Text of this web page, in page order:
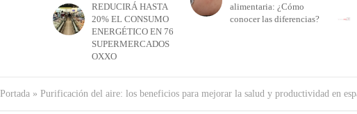
REDUCIRÁ HASTA
20% EL CONSUMO
ENERGÉTICO EN 76
SUPERMERCADOS
OXXO
alimentaria: ¿Cómo
conocer las diferencias?
Portada » Purificación del aire: los beneficios para mejorar la salud y productividad en